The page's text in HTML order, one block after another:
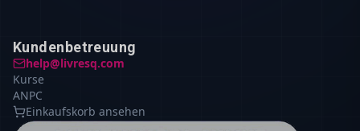
Kundenbetreuung
help@livresq.com
Kurse
ANPC
Einkaufskorb ansehen